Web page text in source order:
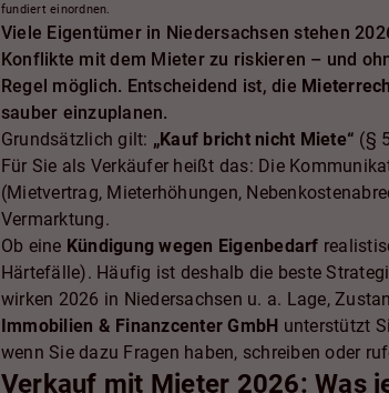
fundiert einordnen.
Viele Eigentümer in Niedersachsen stehen
Konflikte mit dem Mieter zu riskieren – und
Regel möglich. Entscheidend ist, die
sauber einzuplanen.
Grundsätzlich gilt: „Kauf bricht nicht Miete“ (§
Für Sie als Verkäufer heißt das: Die
(Mietvertrag, Mieterhöhungen,
Vermarktung.
Ob eine Kündigung wegen Eigenbedarf
Härtefälle). Häufig ist deshalb die beste
wirken 2026 in Niedersachsen u. a. Lage,
Immobilien & Finanzcenter GmbH unterstützt
wenn Sie dazu Fragen haben, schreiben oder
Verkauf mit Mieter 2026: Was